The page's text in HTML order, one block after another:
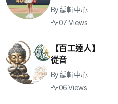
By編輯中心
07 Views
【百工達人】
從音
By編輯中心
06 Views